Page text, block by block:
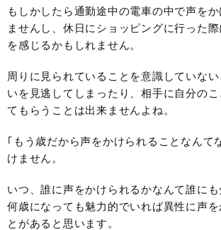
もしかしたら通勤途中の電車の中で声を
ませんし、休日にショッピングに行った
を感じるかもしれません。
周りに見られていることを意識していな
いを見逃してしまったり、相手に自分の
てもらうことは出来ませんよね。
｢もう歳だから声をかけられることなんて
けません。
いつ、誰に声をかけられるかなんて誰にも
何歳になっても魅力的でいれば異性に声を
とがあると思います。